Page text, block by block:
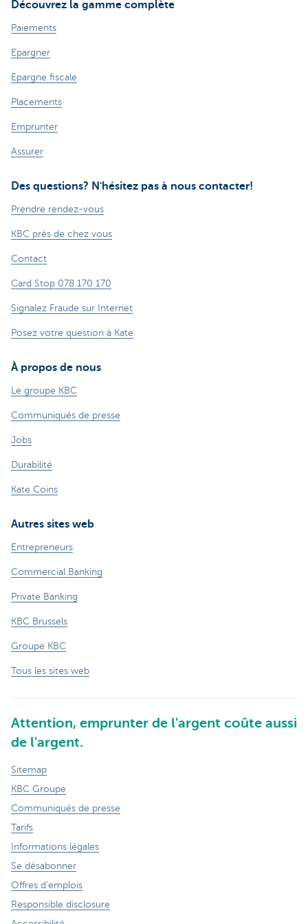
Découvrez la gamme complète
Paiements
Epargner
Epargne fiscale
Placements
Emprunter
Assurer
Des questions? N'hésitez pas à nous contacter!
Prendre rendez-vous
KBC près de chez vous
Contact
Card Stop 078 170 170
Signalez Fraude sur Internet
Posez votre question à Kate
À propos de nous
Le groupe KBC
Communiqués de presse
Jobs
Durabilité
Kate Coins
Autres sites web
Entrepreneurs
Commercial Banking
Private Banking
KBC Brussels
Groupe KBC
Tous les sites web
Attention, emprunter de l'argent coûte aussi
de l'argent.
Sitemap
KBC Groupe
Communiqués de presse
Tarifs
Informations légales
Se désabonner
Offres d'emplois
Responsible disclosure